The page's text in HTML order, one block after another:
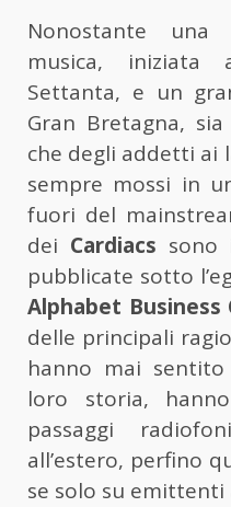
Nonostante
musica,
Settanta, e un
Gran Bretagna,
che degli addetti ai
sempre mossi in
fuori del
dei Cardiacs sono
pubblicate sotto
Alphabet Business
delle principali
hanno mai sentito
loro storia,
passaggi
all’estero, perfino
se solo su